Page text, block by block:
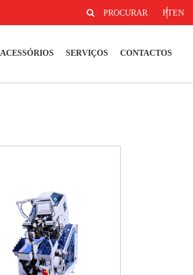
EN
PT
PROCURAR
ACESSÓRIOS SERVIÇOS CONTACTOS